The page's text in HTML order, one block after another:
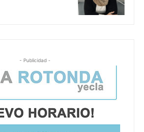
- Publicidad -